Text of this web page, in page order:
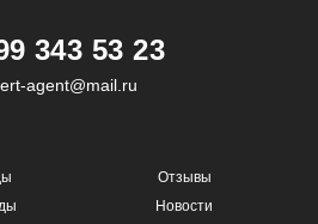
343 53 23
agent@mail.ru
Отзывы
Новости